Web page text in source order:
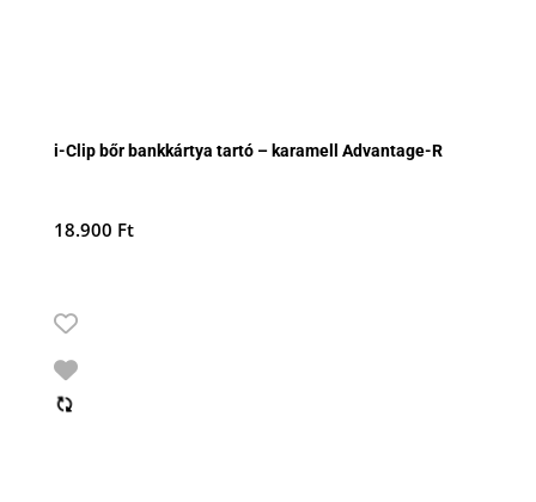
i-Clip bőr bankkártya tartó – karamell Advantage-R
18.900 Ft